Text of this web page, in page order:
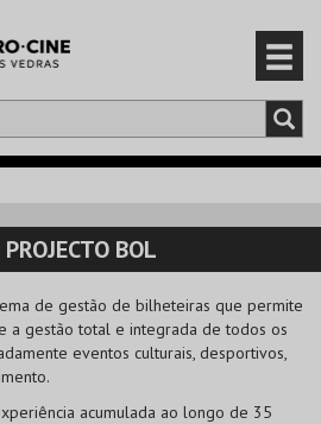
BOL
de gestão de bilheteiras que permite
a gestão total e integrada de todos os
eventos culturais, desportivos,
acumulada ao longo de 35